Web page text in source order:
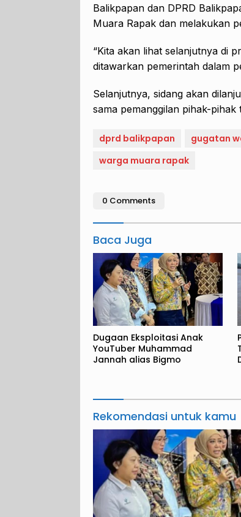
Balikpapan dan DPRD
Muara Rapak dan melakukan
“Kita akan lihat selanjutnya di
ditawarkan pemerintah dalam
Selanjutnya, sidang akan
sama pemanggilan pihak-pihak
dprd balikpapan gugatan
warga muara rapak
0 Comments
Baca Juga
Dugaan Eksploitasi Anak
YouTuber Muhammad
Jannah alias Bigmo
Rekomendasi untuk kamu